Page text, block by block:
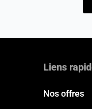
Liens
Nos offres